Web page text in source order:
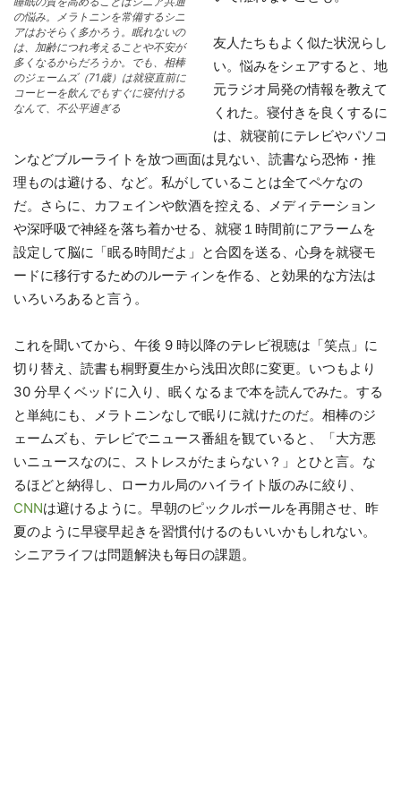
の悩み。メラトニンを常備するシニ
アはおそらく多かろう。眠れないの
は、加齢につれ考えることや不安が
多くなるからだろうか。でも、相棒
のジェームズ（71歳）は就寝直前に
コーヒーを飲んでもすぐに寝付ける
なんて、不公平過ぎる
友人たちもよく似た状況らし
い。悩みをシェアすると、地
元ラジオ局発の情報を教えて
くれた。寝付きを良くするに
は、就寝前にテレビやパソコ
ンなどブルーライトを放つ画面は見ない、読書なら恐怖・推
理ものは避ける、など。私がしていることは全てペケなの
だ。さらに、カフェインや飲酒を控える、メディテーション
や深呼吸で神経を落ち着かせる、就寝１時間前にアラームを
設定して脳に「眠る時間だよ」と合図を送る、心身を就寝モ
ードに移行するためのルーティンを作る、と効果的な方法は
いろいろあると言う。
これを聞いてから、午後 9 時以降のテレビ視聴は「笑点」に
切り替え、読書も桐野夏生から浅田次郎に変更。いつもより
30 分早くベッドに入り、眠くなるまで本を読んでみた。する
と単純にも、メラトニンなしで眠りに就けたのだ。相棒のジ
ェームズも、テレビでニュース番組を観ていると、「大方悪
いニュースなのに、ストレスがたまらない？」とひと言。な
るほどと納得し、ローカル局のハイライト版のみに絞り、
CNNは避けるように。早朝のピックルボールを再開させ、昨
夏のように早寝早起きを習慣付けるのもいいかもしれない。
シニアライフは問題解決も毎日の課題。